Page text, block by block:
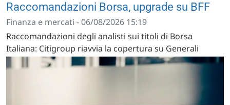
Raccomandazioni Borsa, upgrade su BFF
Finanza e mercati - 06/08/2026 15:19
Raccomandazioni degli analisti sui titoli di Borsa
Italiana: Citigroup riavvia la copertura su Generali